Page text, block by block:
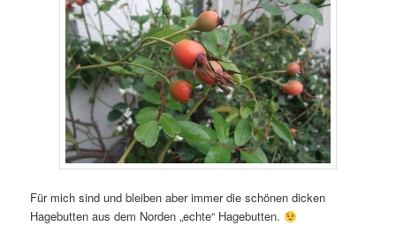
Für mich sind und bleiben aber immer die schönen dicken
Hagebutten aus dem Norden „echte“ Hagebutten.